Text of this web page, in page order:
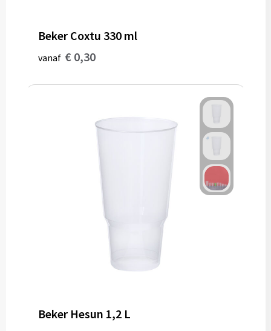
Beker Coxtu 330 ml
vanaf € 0,30
Beker Hesun 1,2 L